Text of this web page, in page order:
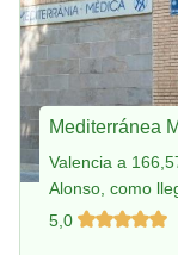
Mediterránea
Valencia a
Alonso, como
5,0